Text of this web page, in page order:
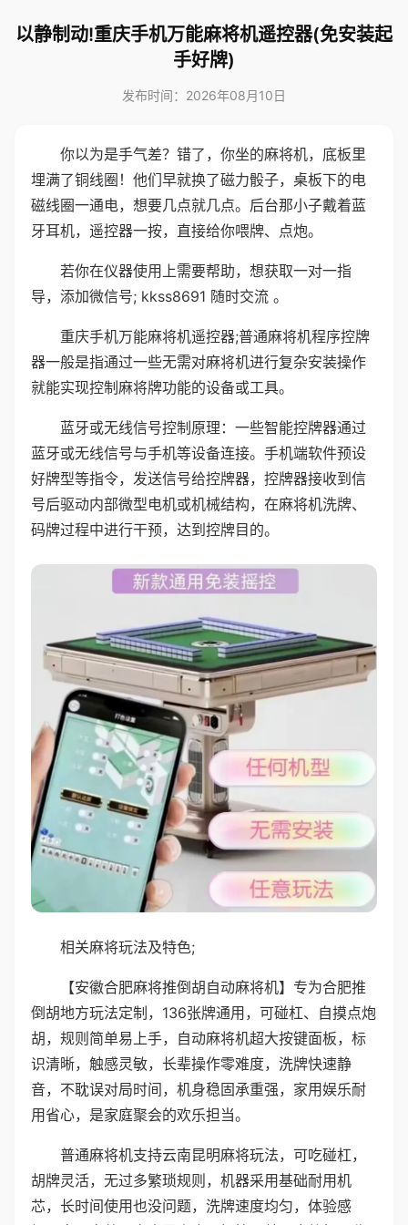
以静制动!重庆手机万能麻将机遥控器(免安装起
手好牌)
发布时间：2026年08月10日
你以为是手气差？错了，你坐的麻将机，底板里
埋满了铜线圈！他们早就换了磁力骰子，桌板下的电
磁线圈一通电，想要几点就几点。后台那小子戴着蓝
牙耳机，遥控器一按，直接给你喂牌、点炮。
若你在仪器使用上需要帮助，想获取一对一指
导，添加微信号; kkss8691 随时交流 。
重庆手机万能麻将机遥控器;普通麻将机程序控牌
器一般是指通过一些无需对麻将机进行复杂安装操作
就能实现控制麻将牌功能的设备或工具。
蓝牙或无线信号控制原理：一些智能控牌器通过
蓝牙或无线信号与手机等设备连接。手机端软件预设
好牌型等指令，发送信号给控牌器，控牌器接收到信
号后驱动内部微型电机或机械结构，在麻将机洗牌、
码牌过程中进行干预，达到控牌目的。
相关麻将玩法及特色;
【安徽合肥麻将推倒胡自动麻将机】专为合肥推
倒胡地方玩法定制，136张牌通用，可碰杠、自摸点炮
胡，规则简单易上手，自动麻将机超大按键面板，标
识清晰，触感灵敏，长辈操作零难度，洗牌快速静
音，不耽误对局时间，机身稳固承重强，家用娱乐耐
用省心，是家庭聚会的欢乐担当。
普通麻将机支持云南昆明麻将玩法，可吃碰杠，
胡牌灵活，无过多繁琐规则，机器采用基础耐用机
芯，长时间使用也没问题，洗牌速度均匀，体验感